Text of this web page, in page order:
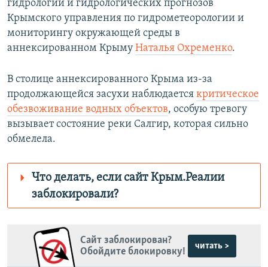
гидрологии и гидрологических прогнозов
Крымского управления по гидрометеорологии и
мониторингу окружающей среды в
аннексированном Крыму Наталья Охременко.
В столице аннексированного Крыма из-за
продолжающейся засухи наблюдается критическое
обезвоживание водных объектов, особую тревогу
вызывает состояние реки Салгир, которая сильно
обмелела.
Что делать, если сайт Крым.Реалии
заблокировали?
Крым.Реалии
зеркального
сайта: https://dm41pcssxdalx.cloudfront.net/
Сайт заблокирован?
Обойдите блокировку!
читать >